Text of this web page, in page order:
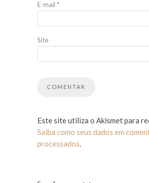
E-mail *
Site
Este site utiliza o Akismet para
Saiba como seus dados em
processados.